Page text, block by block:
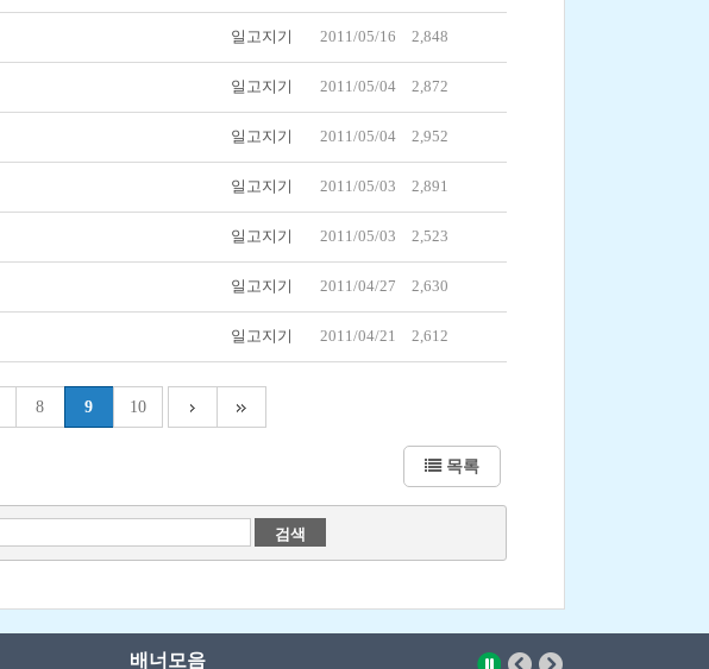
일고지기 2011/05/16 2,848
일고지기 2011/05/04 2,872
일고지기 2011/05/04 2,952
일고지기 2011/05/03 2,891
일고지기 2011/05/03 2,523
일고지기 2011/04/27 2,630
일고지기 2011/04/21 2,612
8 9 10
목록
배너모음